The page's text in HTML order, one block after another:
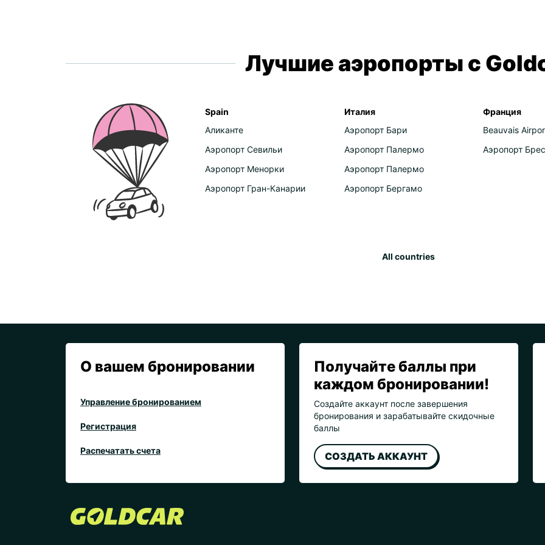
Лучшие аэропорты с
Spain
Аликанте
Аэропорт Севильи
Аэропорт Менорки
Аэропорт Гран-Канарии
Италия
Аэропорт Бари
Аэропорт Палермо
Аэропорт Палермо
Аэропорт Бергамо
Франция
Beauvais
Аэропорт
All countries
О вашем бронировании
Управление бронированием
Регистрация
Распечатать счета
Получайте баллы при
каждом бронировании!
Создайте аккаунт после завершения
бронирования и зарабатывайте скидочные
баллы
СОЗДАТЬ АККАУНТ